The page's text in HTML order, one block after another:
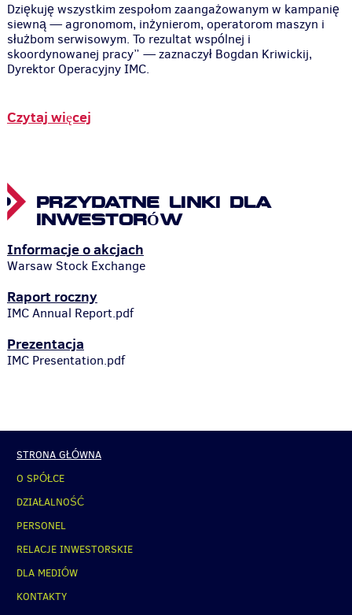
Dziękuję wszystkim zespołom zaangażowanym w kampanię
siewną — agronomom, inżynierom, operatorom maszyn i
służbom serwisowym. To rezultat wspólnej i
skoordynowanej pracy” — zaznaczył Bogdan Kriwickij,
Dyrektor Operacyjny IMC.
Czytaj więcej
PRZYDATNE LINKI DLA
INWESTORÓW
Informacje o akcjach
Warsaw Stock Exchange
Raport roczny
IMC Annual Report.pdf
Prezentacja
IMC Presentation.pdf
STRONA GŁÓWNA
O SPÓŁCE
DZIAŁALNOŚĆ
PERSONEL
RELACJE INWESTORSKIE
DLA MEDIÓW
KONTAKTY